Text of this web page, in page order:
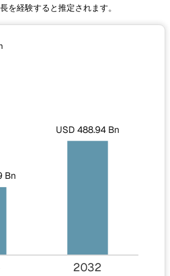
を経験すると推定されます。
Bn
USD 488.94 Bn
2032